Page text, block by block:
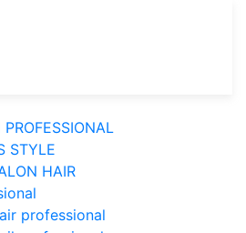
STYLE
HAIR
professional